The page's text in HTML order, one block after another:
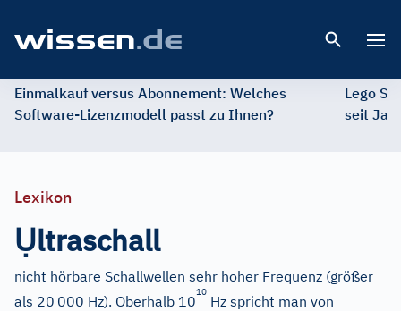
Einmalkauf versus Abonnement: Welches
Software-Lizenzmodell passt zu Ihnen?
Lego
seit
Lexikon
Ụltraschall
nicht hörbare Schallwellen sehr hoher Frequenz (größer
als 20 000 Hz). Oberhalb 10
10
Hz spricht man von